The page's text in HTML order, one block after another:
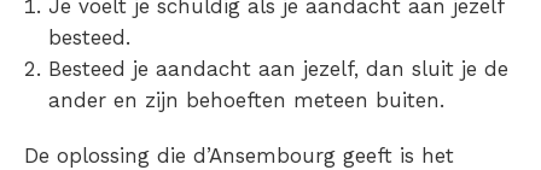
Je voelt je schuldig als je aandacht aan jezelf
besteed.
Besteed je aandacht aan jezelf, dan sluit je de
ander en zijn behoeften meteen buiten.
De oplossing die d’Ansembourg geeft is het